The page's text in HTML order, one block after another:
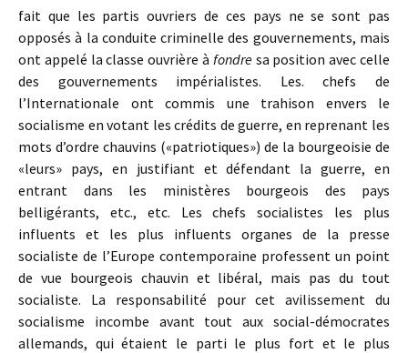
fait que les partis ouvriers de ces pays ne se sont pas
opposés à la conduite criminelle des gouvernements, mais
ont appelé la classe ouvrière à fondre sa position avec celle
des gouvernements impérialistes. Les. chefs de
l’Internationale ont commis une trahison envers le
socialisme en votant les crédits de guerre, en reprenant les
mots d’ordre chauvins («patriotiques») de la bourgeoisie de
«leurs» pays, en justifiant et défendant la guerre, en
entrant dans les ministères bourgeois des pays
belligérants, etc., etc. Les chefs socialistes les plus
influents et les plus influents organes de la presse
socialiste de l’Europe contemporaine professent un point
de vue bourgeois chauvin et libéral, mais pas du tout
socialiste. La responsabilité pour cet avilissement du
socialisme incombe avant tout aux social-démocrates
allemands, qui étaient le parti le plus fort et le plus